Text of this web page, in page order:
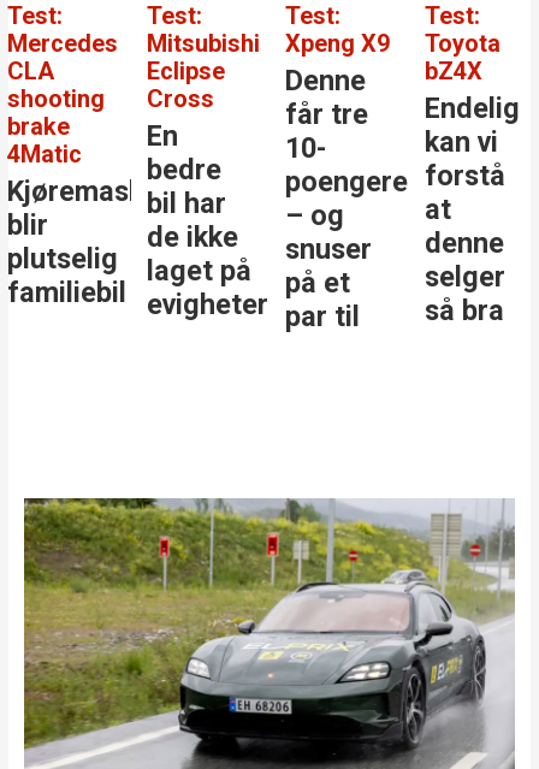
Test:
Mercedes
CLA
shooting
brake
4Matic
Kjøremaskinen
blir
plutselig
familiebil
Test:
Mitsubishi
Eclipse
Cross
En
bedre
bil har
de ikke
laget på
evigheter
Test:
Xpeng X9
Denne
får tre
10-
poengere
– og
snuser
på et
par til
Test:
Toyota
bZ4X
Endelig
kan vi
forstå
at
denne
selger
så bra